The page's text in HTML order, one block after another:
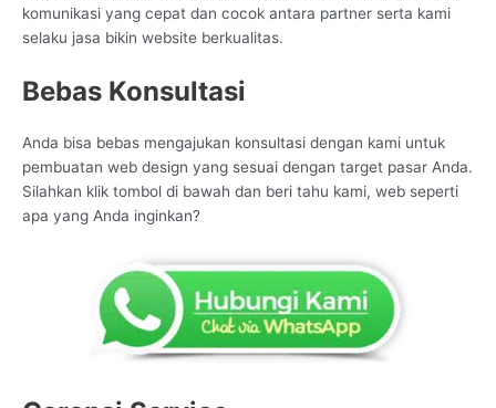
komunikasi yang cepat dan cocok antara partner serta kami
selaku jasa bikin website berkualitas.
Bebas Konsultasi
Anda bisa bebas mengajukan konsultasi dengan kami untuk
pembuatan web design yang sesuai dengan target pasar Anda.
Silahkan klik tombol di bawah dan beri tahu kami, web seperti
apa yang Anda inginkan?